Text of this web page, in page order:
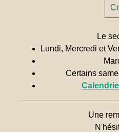
Le
Lundi, Mercredi et
Certains
Une